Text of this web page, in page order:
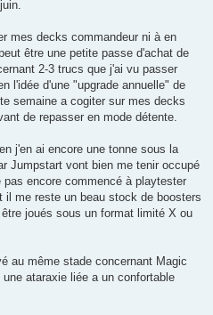
mes decks commandeur ni à en
être une petite passe d'achat de
2-3 trucs que j'ai vu passer
l'idée d'une "upgrade annuelle" de
semaine a cogiter sur mes decks
de repasser en mode détente.
j'en ai encore une tonne sous la
Jumpstart vont bien me tenir occupé
encore commencé à playtester
il me reste un beau stock de boosters
joués sous un format limité X ou
au même stade concernant Magic
ataraxie liée a un confortable